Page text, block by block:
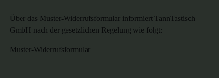
Über das Muster-Widerrufsformular informiert TannTastisch
GmbH nach der gesetzlichen Regelung wie folgt:
Muster-Widerrufsformular